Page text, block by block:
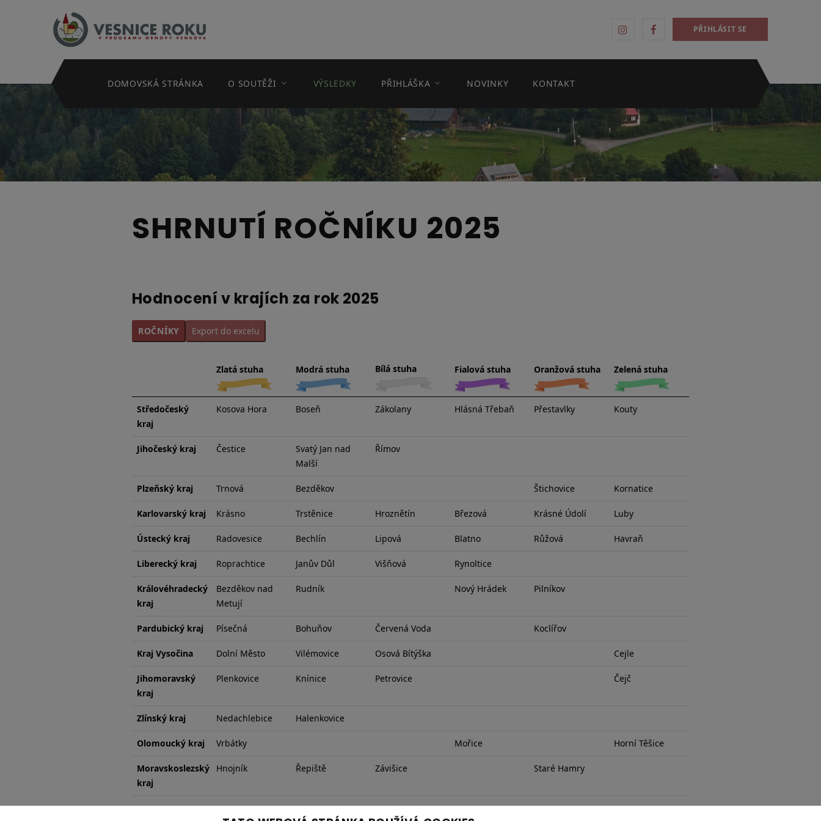
PŘIHLÁSIT SE
DOMOVSKÁ STRÁNKA O SOUTĚŽI VÝSLEDKY PŘIHLÁŠKA NOVINKY KONTAKT
SHRNUTÍ ROČNÍKU 2025
Hodnocení v krajích za rok 2025
ROČNÍKY Export do excelu
Zlatá stuha Modrá stuha Bílá stuha Fialová stuha Oranžová stuha Zelená stuha
Středočeský
kraj
Kosova Hora Boseň Zákolany Hlásná Třebaň Přestavlky Kouty
Jihočeský kraj Čestice
Svatý Jan nad
Malší
Římov
Plzeňský kraj Trnová Bezděkov Štichovice Kornatice
Karlovarský kraj Krásno Trstěnice Hroznětín Březová Krásné Údolí Luby
Ústecký kraj Radovesice Bechlín Lipová Blatno Růžová Havraň
Liberecký kraj Roprachtice Janův Důl Višňová Rynoltice
Královéhradecký
kraj
Bezděkov nad
Metují
Rudník Nový Hrádek Pilníkov
Pardubický kraj Písečná Bohuňov Červená Voda Koclířov
Kraj Vysočina Dolní Město Vilémovice Osová Bítýška Cejle
Jihomoravský
kraj
Plenkovice Knínice Petrovice Čejč
Zlínský kraj Nedachlebice Halenkovice
Olomoucký kraj Vrbátky Mořice Horní Těšice
Moravskoslezský
kraj
Hnojník Řepiště Závišice Staré Hamry